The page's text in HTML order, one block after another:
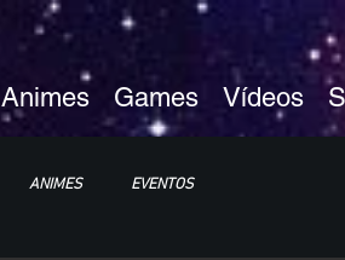
Animes Games Vídeos
ANIMES EVENTOS